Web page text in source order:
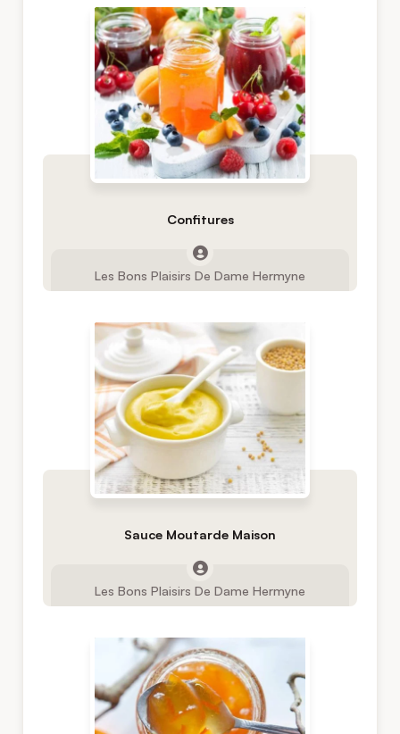
Confitures
Les Bons Plaisirs De Dame Hermyne
Sauce Moutarde Maison
Les Bons Plaisirs De Dame Hermyne